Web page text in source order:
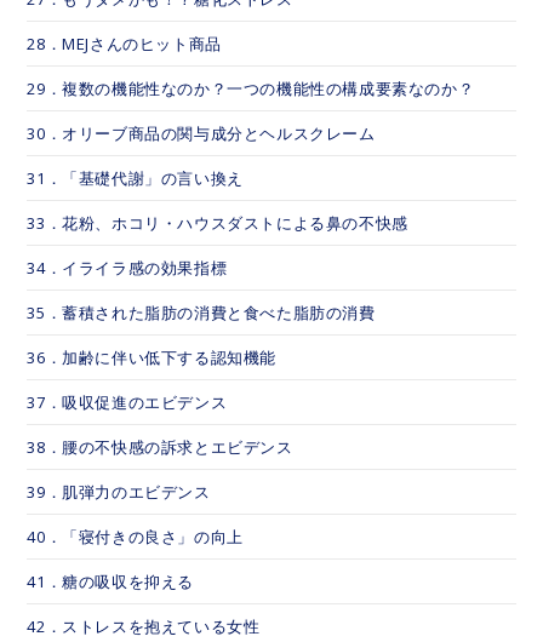
28．MEJさんのヒット商品
29．複数の機能性なのか？一つの機能性の構成要素なのか？
30．オリーブ商品の関与成分とヘルスクレーム
31．「基礎代謝」の言い換え
33．花粉、ホコリ・ハウスダストによる鼻の不快感
34．イライラ感の効果指標
35．蓄積された脂肪の消費と食べた脂肪の消費
36．加齢に伴い低下する認知機能
37．吸収促進のエビデンス
38．腰の不快感の訴求とエビデンス
39．肌弾力のエビデンス
40．「寝付きの良さ」の向上
41．糖の吸収を抑える
42．ストレスを抱えている女性